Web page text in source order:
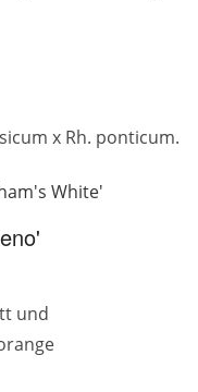
x Rh. ponticum.
und